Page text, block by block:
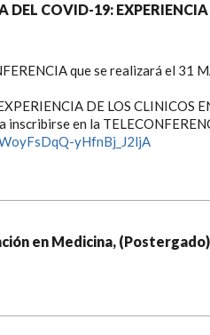
DEL COVID-19:
que se realizará el 31
DE LOS CLINICOS
inscribirse en la
yHfnBj_J2ljA
en Medicina, (Postergado)